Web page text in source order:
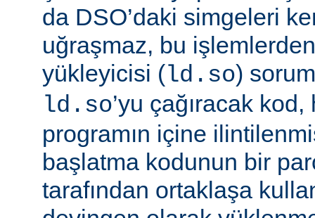
da DSO’daki simgeleri
uğraşmaz, bu
yükleyicisi ( ld.so)
ld.so’yu çağıracak kod,
programın içine
başlatma kodunun bir
tarafından ortaklaşa